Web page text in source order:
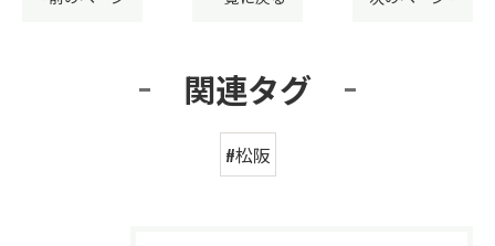
関連タグ
#松阪